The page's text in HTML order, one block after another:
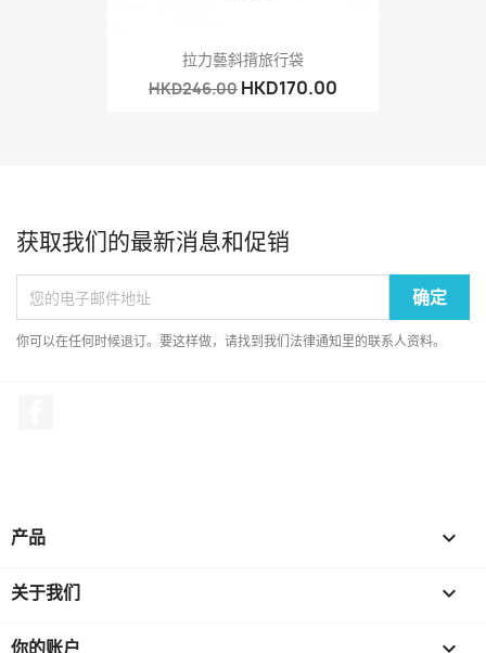
拉力藝斜揹旅行袋
HKD246.00 HKD170.00
获取我们的最新消息和促销
你可以在任何时候退订。要这样做，请找到我们法律通知里的联系人资料。
产品 
关于我们 
你的账户